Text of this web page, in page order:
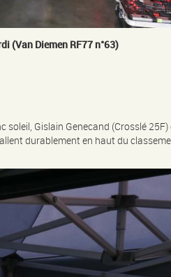
(Van Diemen RF77 n°63)
Gislain Genecand (Crosslé 25F)
durablement en haut du